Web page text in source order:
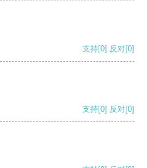
支持[0] 反对[0]
支持[0] 反对[0]